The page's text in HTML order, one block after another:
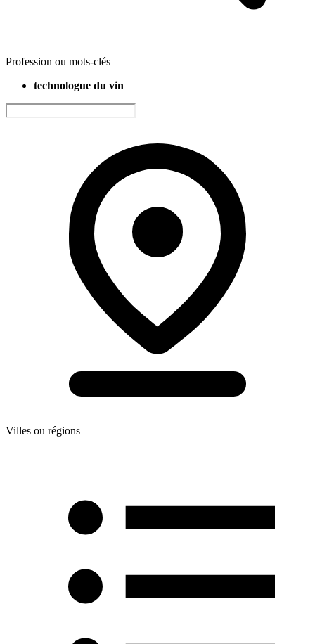
Profession ou mots-clés
technologue du vin
Villes ou régions